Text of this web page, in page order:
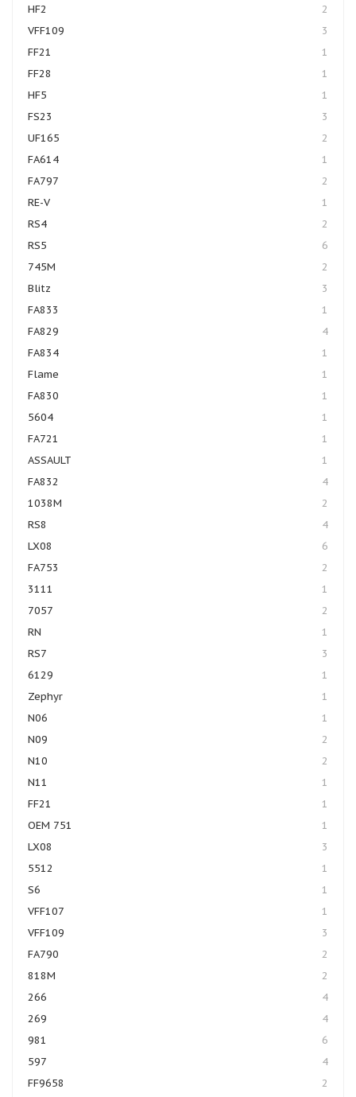
HF2
2
VFF109
3
FF21
1
FF28
1
HF5
1
FS23
3
UF165
2
FA614
1
FA797
2
RE-V
1
RS4
2
RS5
6
745M
2
Blitz
3
FA833
1
FA829
4
FA834
1
Flame
1
FA830
1
5604
1
FA721
1
ASSAULT
1
FA832
4
1038M
2
RS8
4
LX08
6
FA753
2
3111
1
7057
2
RN
1
RS7
3
6129
1
Zephyr
1
N06
1
N09
2
N10
2
N11
1
FF21
1
OEM 751
1
LX08
3
5512
1
S6
1
VFF107
1
VFF109
3
FA790
2
818M
2
266
4
269
4
981
6
597
4
FF9658
2